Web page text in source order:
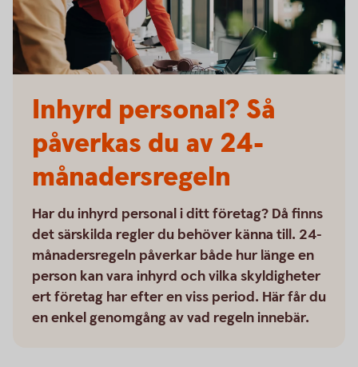
Inhyrd personal? Så
påverkas du av 24-
månadersregeln
Har du inhyrd personal i ditt företag? Då finns
det särskilda regler du behöver känna till. 24-
månadersregeln påverkar både hur länge en
person kan vara inhyrd och vilka skyldigheter
ert företag har efter en viss period. Här får du
en enkel genomgång av vad regeln innebär.